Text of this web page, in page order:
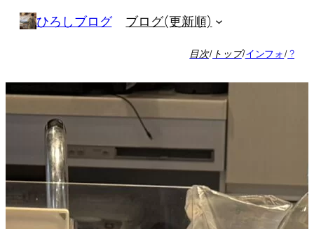
キ
ッ
プ
ひろしブログ ブログ(更新順)
目次/ トップ/インフォ/?